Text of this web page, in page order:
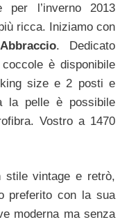
per l’inverno 2013
ricca. Iniziamo con
Abbraccio. Dedicato
è disponibile
size e 2 posti e
la pelle è possibile
Vostro a 1470
stile vintage e retrò,
preferito con la sua
moderna ma senza